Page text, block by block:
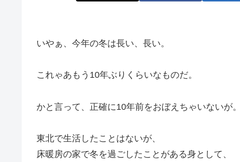
いやぁ、今年の冬は長い、長い。
これゃあもう10年ぶりくらいなものだ。
かと言って、正確に10年前をおぼえちゃいないが。
東北で生活したことはないが、
床暖房の家で冬を過ごしたことがある身として、